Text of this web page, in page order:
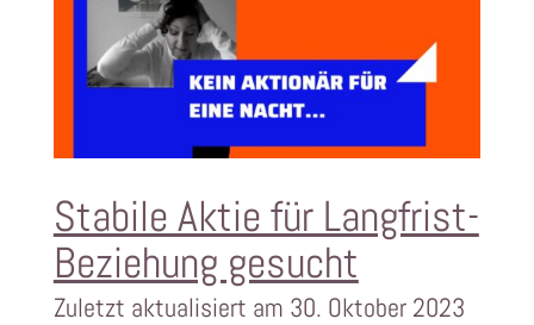
Stabile Aktie für Langfrist-
Beziehung gesucht
Zuletzt aktualisiert am 30. Oktober 2023